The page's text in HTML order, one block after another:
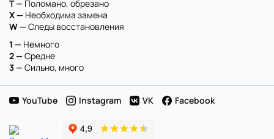
T — Поломано, обрезано
X — Необходима замена
W — Следы восстановления
1 — Немного
2 — Средне
3 — Сильно, много
YouTube Instagram VK Facebook